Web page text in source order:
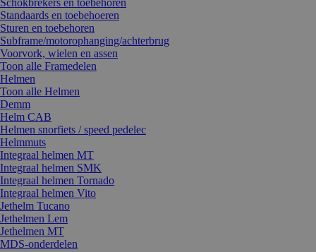
Schokbrekers en toebehoren
Standaards en toebehoeren
Sturen en toebehoren
Subframe/motorophanging/achterbrug
Voorvork, wielen en assen
Toon alle Framedelen
Helmen
Toon alle Helmen
Demm
Helm CAB
Helmen snorfiets / speed pedelec
Helmmuts
Integraal helmen MT
Integraal helmen SMK
Integraal helmen Tornado
Integraal helmen Vito
Jethelm Tucano
Jethelmen Lem
Jethelmen MT
MDS-onderdelen